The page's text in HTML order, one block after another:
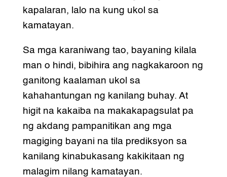
kapalaran, lalo na kung ukol sa
kamatayan.
Sa mga karaniwang tao, bayaning kilala
man o hindi, bibihira ang nagkakaroon ng
ganitong kaalaman ukol sa
kahahantungan ng kanilang buhay. At
higit na kakaiba na makakapagsulat pa
ng akdang pampanitikan ang mga
magiging bayani na tila prediksyon sa
kanilang kinabukasang kakikitaan ng
malagim nilang kamatayan.